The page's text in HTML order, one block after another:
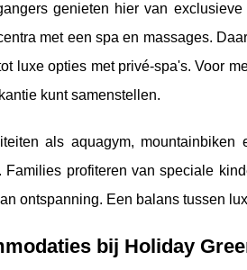
genieten hier van
met een spa en massages.
luxe opties met privé-spa's. Voor
kunt samenstellen.
als aquagym,
Families profiteren van speciale
ontspanning. Een balans tussen
bij Holiday